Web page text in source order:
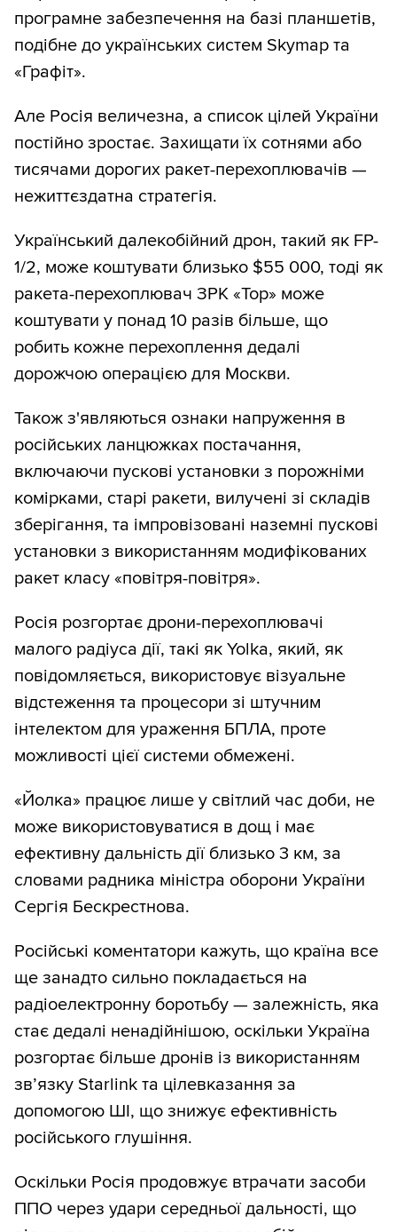
програмне забезпечення на базі планшетів,
подібне до українських систем Skymap та
«Графіт».
Але Росія величезна, а список цілей України
постійно зростає. Захищати їх сотнями або
тисячами дорогих ракет-перехоплювачів —
нежиттєздатна стратегія.
Український далекобійний дрон, такий як FP-
1/2, може коштувати близько $55 000, тоді як
ракета-перехоплювач ЗРК «Тор» може
коштувати у понад 10 разів більше, що
робить кожне перехоплення дедалі
дорожчою операцією для Москви.
Також з'являються ознаки напруження в
російських ланцюжках постачання,
включаючи пускові установки з порожніми
комірками, старі ракети, вилучені зі складів
зберігання, та імпровізовані наземні пускові
установки з використанням модифікованих
ракет класу «повітря-повітря».
Росія розгортає дрони-перехоплювачі
малого радіуса дії, такі як Yolka, який, як
повідомляється, використовує візуальне
відстеження та процесори зі штучним
інтелектом для ураження БПЛА, проте
можливості цієї системи обмежені.
«Йолка» працює лише у світлий час доби, не
може використовуватися в дощ і має
ефективну дальність дії близько 3 км, за
словами радника міністра оборони України
Сергія Бескрестнова.
Російські коментатори кажуть, що країна все
ще занадто сильно покладається на
радіоелектронну боротьбу — залежність, яка
стає дедалі ненадійнішою, оскільки Україна
розгортає більше дронів із використанням
зв’язку Starlink та цілевказання за
допомогою ШІ, що знижує ефективність
російського глушіння.
Оскільки Росія продовжує втрачати засоби
ППО через удари середньої дальності, що